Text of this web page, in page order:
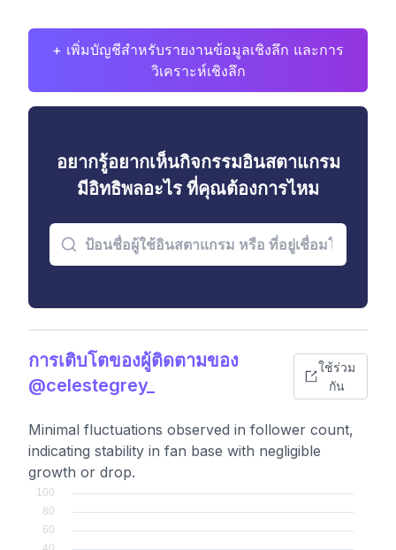
+ เพิ่มบัญชีสำหรับรายงานข้อมูลเชิงลึก และการ
วิเคราะห์เชิงลึก
อยากรู้อยากเห็นกิจกรรมอินสตาแกรม
มีอิทธิพลอะไร ที่คุณต้องการไหม
การเติบโตของผู้ติดตามของ
@celestegrey_
ใช้ร่วม
กัน
Minimal fluctuations observed in follower count,
indicating stability in fan base with negligible
growth or drop.